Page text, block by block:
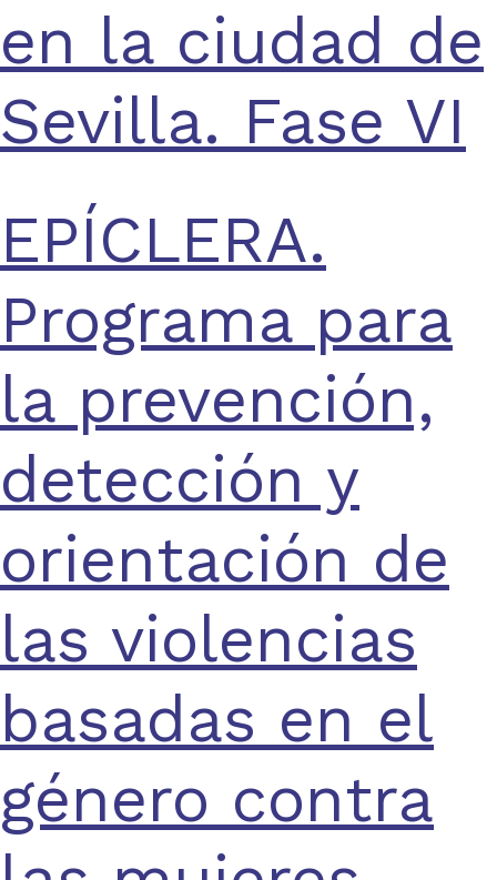
en la ciudad de
Sevilla. Fase VI
EPÍCLERA.
Programa para
la prevención,
detección y
orientación de
las violencias
basadas en el
género contra